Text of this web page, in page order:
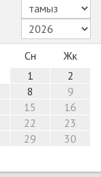
Сн
Жк
1
2
8
9
15
16
22
23
29
30